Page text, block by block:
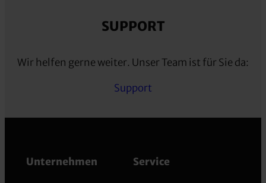
SUPPORT
Wir helfen gerne weiter. Unser Team ist für Sie da:
Support
Unternehmen Service